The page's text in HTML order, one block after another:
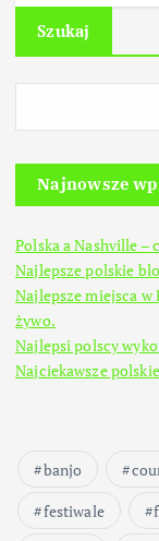
Szukaj
Najnowsze
Polska a Nashville –
Najlepsze polskie
Najlepsze miejsca w
żywo.
Najlepsi polscy
Najciekawsze
banjo
festiwale